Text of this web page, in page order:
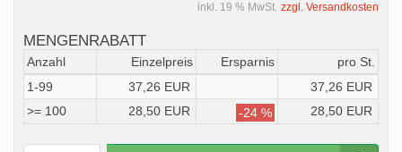
inkl. 19 % MwSt. zzgl. Versandkosten
MENGENRABATT
Anzahl Einzelpreis Ersparnis
pro St.
1-99
37,26 EUR
37,26 EUR
>= 100
28,50 EUR -24 % 28,50 EUR